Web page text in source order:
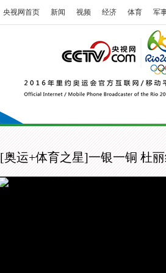
央视网首页 新闻 视频 经济 体育 军
[奥运+体育之星]一银一铜 杜